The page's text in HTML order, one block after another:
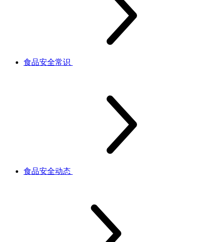
食品安全常识
食品安全动态